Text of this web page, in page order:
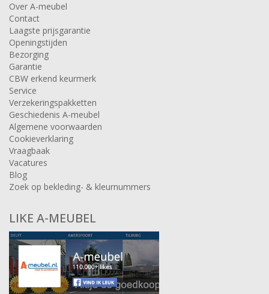
Over A-meubel
Contact
Laagste prijsgarantie
Openingstijden
Bezorging
Garantie
CBW erkend keurmerk
Service
Verzekeringspakketten
Geschiedenis A-meubel
Algemene voorwaarden
Cookieverklaring
Vraagbaak
Vacatures
Blog
Zoek op bekleding- & kleurnummers
LIKE A-MEUBEL